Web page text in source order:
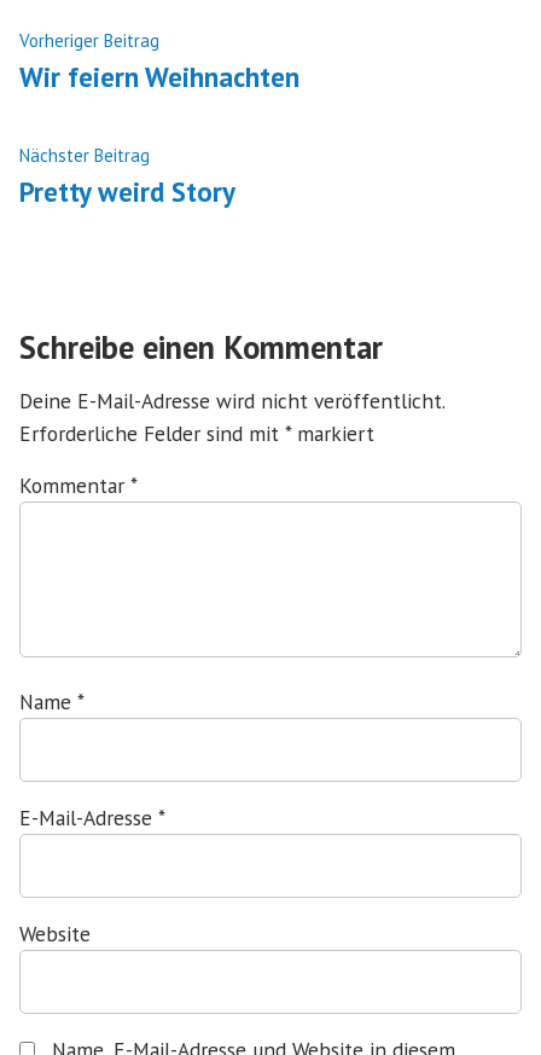
Beitragsnavigation
Vorheriger Beitrag
Beitrag:
Wir feiern Weihnachten
Nächster Beitrag
Beitrag:
Pretty weird Story
Schreibe einen Kommentar
Deine E-Mail-Adresse wird nicht veröffentlicht.
Erforderliche Felder sind mit *markiert
Kommentar *
Name *
E-Mail-Adresse *
Website